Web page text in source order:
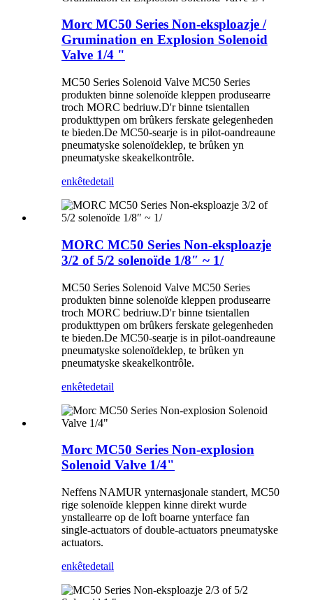
Morc MC50 Series Non-eksploazje /
Grumination en Explosion Solenoid
Valve 1/4 "
MC50 Series Solenoid Valve MC50 Series
produkten binne solenoïde kleppen produsearre
troch MORC bedriuw.D'r binne tsientallen
produkttypen om brûkers ferskate gelegenheden
te bieden.De MC50-searje is in pilot-oandreaune
pneumatyske solenoïdeklep, te brûken yn
pneumatyske skeakelkontrôle.
enkêtedetail
MORC MC50 Series Non-eksploazje
3/2 of 5/2 solenoïde 1/8″ ~ 1/
MC50 Series Solenoid Valve MC50 Series
produkten binne solenoïde kleppen produsearre
troch MORC bedriuw.D'r binne tsientallen
produkttypen om brûkers ferskate gelegenheden
te bieden.De MC50-searje is in pilot-oandreaune
pneumatyske solenoïdeklep, te brûken yn
pneumatyske skeakelkontrôle.
enkêtedetail
Morc MC50 Series Non-explosion
Solenoid Valve 1/4"
Neffens NAMUR ynternasjonale standert, MC50
rige solenoïde kleppen kinne direkt wurde
ynstallearre op de loft boarne ynterface fan
single-actuators of double-actuators pneumatyske
actuators.
enkêtedetail